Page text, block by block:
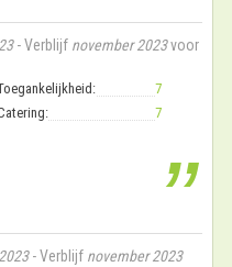
- Verblijf november 2023voor
7
7
”
- Verblijf november 2023